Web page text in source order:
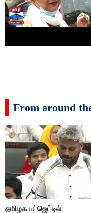
From around
தமிழக பட்ஜெட்டில்